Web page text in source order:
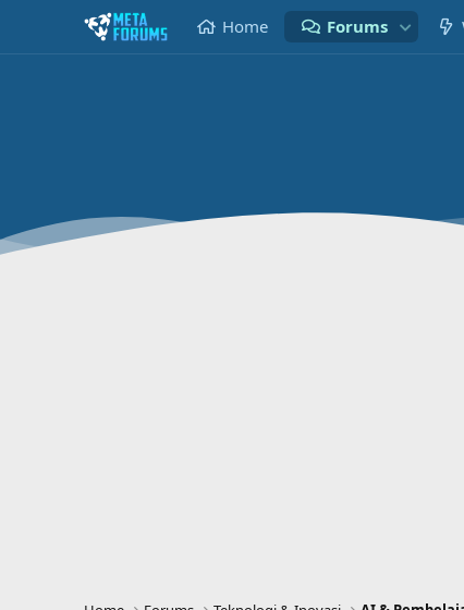
Home Forums